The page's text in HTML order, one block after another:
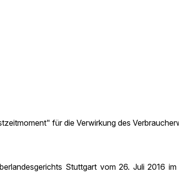
für die Verwirkung des
Stuttgart vom 26. Juli 2016